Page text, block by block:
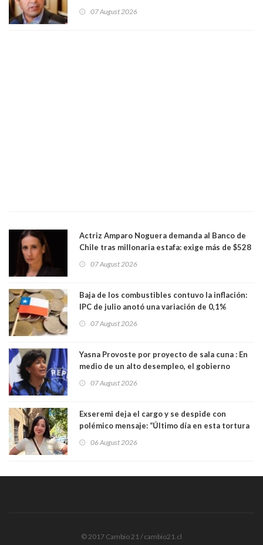
07 August 2026
Actriz Amparo Noguera demanda al Banco de
Chile tras millonaria estafa: exige más de $528
07 August 2026
Baja de los combustibles contuvo la inflación:
IPC de julio anotó una variación de 0,1%
07 August 2026
Yasna Provoste por proyecto de sala cuna : En
medio de un alto desempleo, el gobierno
07 August 2026
Exseremi deja el cargo y se despide con
polémico mensaje: “Último día en esta tortura
06 August 2026
© 2017 Cambio 21 / cambio21.cl